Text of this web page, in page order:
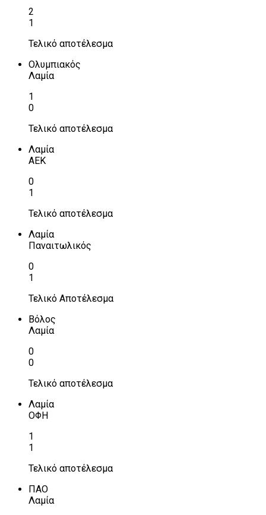
2
1
Τελικό αποτέλεσμα
Ολυμπιακός
Λαμία
1
0
Τελικό αποτέλεσμα
Λαμία
ΑΕΚ
0
1
Τελικό αποτέλεσμα
Λαμία
Παναιτωλικός
0
1
Τελικό Αποτέλεσμα
Βόλος
Λαμία
0
0
Τελικό αποτέλεσμα
Λαμία
ΟΦΗ
1
1
Τελικό αποτέλεσμα
ΠΑΟ
Λαμία